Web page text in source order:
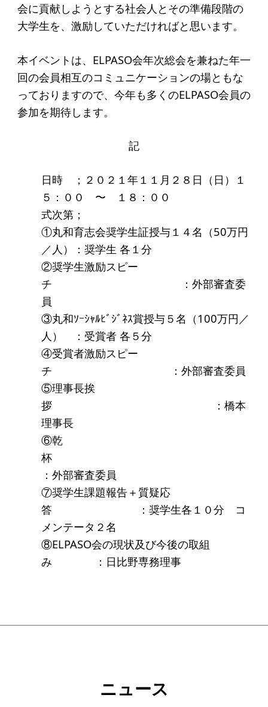
理念
組織
事業内容
年間スケジュール
アクセス
給付型奨学金
事業方針
募集要項
給付型奨学金とは
ソーシャルビジネス支援
事業方針
募集要項
ソーシャルビジネスとは
丸和育志会の考える
ソーシャルビジネス
受賞者一覧
ソーシャルビジネス研究会
研究会のねらい
研究会一覧
ELPASO会とは
会に貢献しようとする社会人とその準備段階の
大学生を、激励していただければと思います。
本イベントは、ELPASO会年次総会を兼ねた年一
回の会員相互のコミュニケーションの場ともな
っておりますので、今年も多くのELPASO会員の
参加を期待します。
記
日時 ；２０２１年１１月２８日（日）１
５：００ 〜 １８：００
式次第；
①丸和育志会奨学生証授与１４名（50万円
／人）：奨学生 各１分
②奨学生激励スピー
チ ：外部審査委
員
③丸和ｿｰｼｬﾙﾋﾞｼﾞﾈｽ賞授与５名（100万円／
人） ：受賞者 各５分
④受賞者激励スピー
チ ：外部審査委員
⑤理事長挨
拶 ：橋本
理事長
⑥乾
杯
：外部審査委員
⑦奨学生課題報告＋質疑応
答 ：奨学生各１０分 コ
メンテータ２名
⑧ELPASO会の現状及び今後の取組
み ：日比野専務理事
ニュース